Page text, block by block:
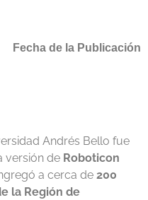
Fecha de la Publicación
Andrés Bello fue
versión de Roboticon
a cerca de 200
la Región de